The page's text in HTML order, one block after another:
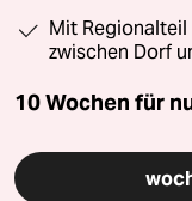
Mit Regionalteil
zwischen Dorf
10 Wochen für